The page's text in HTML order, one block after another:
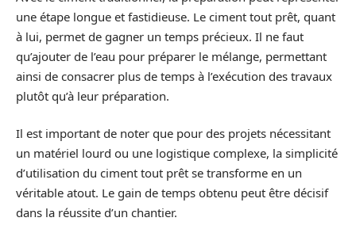
une étape longue et fastidieuse. Le ciment tout prêt, quant
à lui, permet de gagner un temps précieux. Il ne faut
qu’ajouter de l’eau pour préparer le mélange, permettant
ainsi de consacrer plus de temps à l’exécution des travaux
plutôt qu’à leur préparation.
Il est important de noter que pour des projets nécessitant
un matériel lourd ou une logistique complexe, la simplicité
d’utilisation du ciment tout prêt se transforme en un
véritable atout. Le gain de temps obtenu peut être décisif
dans la réussite d’un chantier.